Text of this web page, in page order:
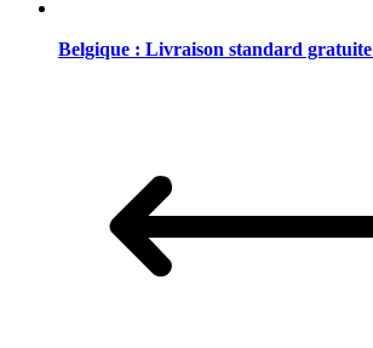
Belgique : Livraison standard gratuite